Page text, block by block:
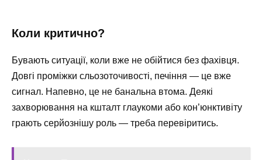
Коли критично?
Бувають ситуації, коли вже не обійтися без фахівця.
Довгі проміжки сльозоточивості, печіння — це вже
сигнал. Напевно, це не банальна втома. Деякі
захворювання на кшталт глаукоми або кон’юнктивіту
грають серйознішу роль — треба перевіритись.